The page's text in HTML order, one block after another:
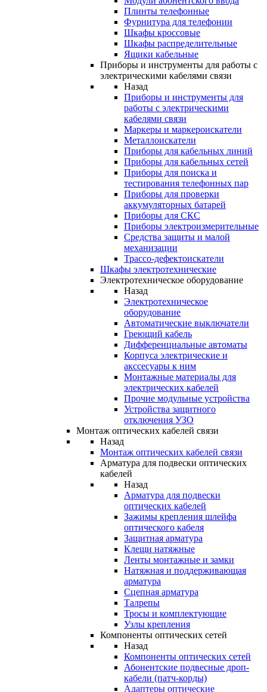
Плинты телефонные
Фурнитура для телефонии
Шкафы кроссовые
Шкафы распределительные
Ящики кабельные
Приборы и инструменты для работы с
электрическими кабелями связи
Назад
Приборы и инструменты для
работы с электрическими
кабелями связи
Маркеры и маркероискатели
Металлоискатели
Приборы для кабельных линий
Приборы для кабельных сетей
Приборы для поиска и
тестирования телефонных пар
Приборы для проверки
аккумуляторных батарей
Приборы для СКС
Приборы электроизмерительные
Средства защиты и малой
механизации
Трассо-дефектоискатели
Шкафы электротехнические
Электротехническое оборудование
Назад
Электротехническое
оборудование
Автоматические выключатели
Греющий кабель
Дифференциальные автоматы
Корпуса электрические и
акссесуары к ним
Монтажные материалы для
электрических кабелей
Прочие модульные устройства
Устройства защитного
отключения УЗО
Монтаж оптических кабелей связи
Назад
Монтаж оптических кабелей связи
Арматура для подвески оптических
кабелей
Назад
Арматура для подвески
оптических кабелей
Зажимы крепления шлейфа
оптического кабеля
Защитная арматура
Клещи натяжные
Ленты монтажные и замки
Натяжная и поддерживающая
арматура
Сцепная арматура
Талрепы
Тросы и комплектующие
Узлы крепления
Компоненты оптических сетей
Назад
Компоненты оптических сетей
Абонентские подвесные дроп-
кабели (патч-корды)
Адаптеры оптические